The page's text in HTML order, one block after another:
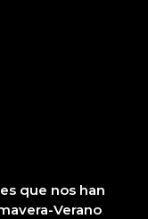
que nos han
Verano